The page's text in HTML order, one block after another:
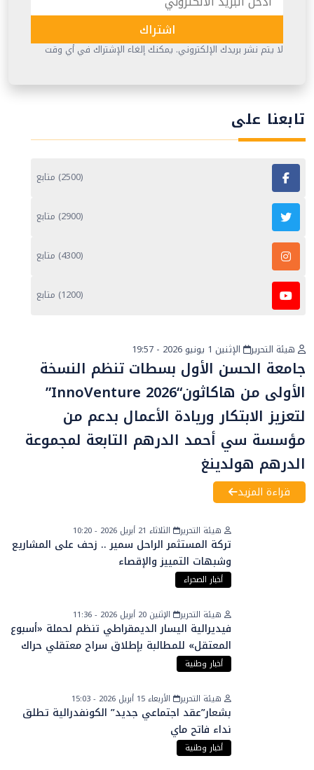
اشتراك
لا يتم نشر بريدك الإلكتروني. يمكنك إلغاء الإشتراك في أي وقت
تابعنا على
(2500) متابع
(2900) متابع
(4300) متابع
(1200) متابع
أخبار عامة
هيئة التحرير الإثنين 1 يونيو 2026 - 19:57
جامعة الحسن الأول بسطات تنظم النسخة
الأولى من هاكاثون“InnoVenture 2026”
لتعزيز الابتكار وريادة الأعمال بدعم من
مؤسسة سي أحمد الدرهم التابعة لمجموعة
الدرهم هولدينغ
قراءة المزيد
هيئة التحرير الثلاثاء 21 أبريل 2026 - 10:20
تركة المستثمر الراحل سمير .. زحف على المشاريع
وشبهات التمييز والإقصاء
أخبار الصحراء
هيئة التحرير الإثنين 20 أبريل 2026 - 11:36
فيديرالية اليسار الديمقراطي تنظم لحملة «أسبوع
المعتقل» للمطالبة بإطلاق سراح معتقلي حراك
الريف
أخبار وطنية
هيئة التحرير الأربعاء 15 أبريل 2026 - 15:03
بشعار”عقد اجتماعي جديد” الكونفدرالية تطلق
نداء فاتح ماي
أخبار وطنية